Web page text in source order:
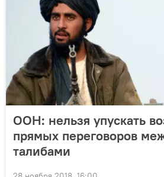
ООН: нельзя упускать
прямых переговоров
талибами